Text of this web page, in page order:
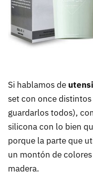
Si hablamos de
set con once
guardarlos todos),
silicona con lo bien
porque la parte que
un montón de
madera.